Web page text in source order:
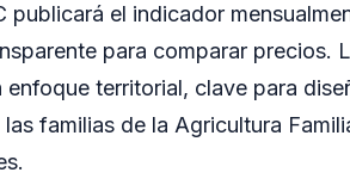
publicará el indicador
para comparar precios.
territorial, clave para
familias de la Agricultura